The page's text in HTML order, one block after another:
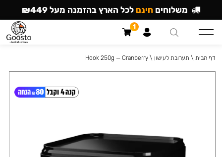
דף הבית \ תערובת לעישון \
Hook 250g — Cranberry
משלוחים חינם לכל הארץ בהזמנה מעל ₪449
1